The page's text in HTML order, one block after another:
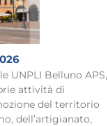
UNPLI Belluno APS,
attività di
del territorio
dell’artigianato,